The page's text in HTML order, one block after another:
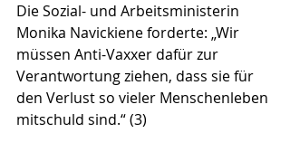
Die Sozial- und Arbeitsministerin
Monika Navickiene forderte: „Wir
müssen Anti-Vaxxer dafür zur
Verantwortung ziehen, dass sie für
den Verlust so vieler Menschenleben
mitschuld sind.“ (3)